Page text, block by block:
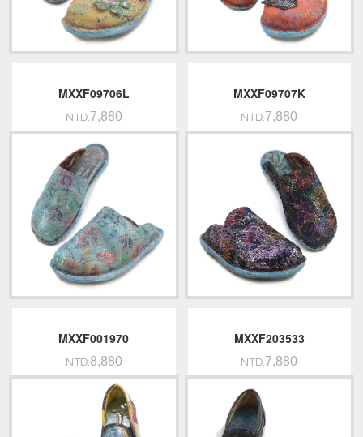
MXXF09706L
NTD.7,880
MXXF09707K
NTD.7,880
MXXF001970
NTD.8,880
MXXF203533
NTD.7,880